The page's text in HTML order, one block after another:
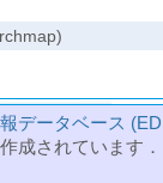
データベース
成されています